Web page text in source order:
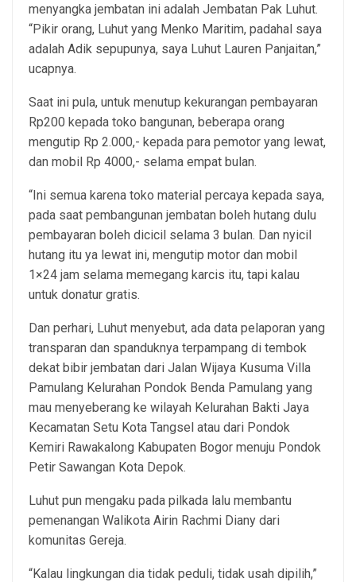
menyangka jembatan ini adalah Jembatan Pak Luhut.
“Pikir orang, Luhut yang Menko Maritim, padahal saya
adalah Adik sepupunya, saya Luhut Lauren Panjaitan,”
ucapnya.
Saat ini pula, untuk menutup kekurangan pembayaran
Rp200 kepada toko bangunan, beberapa orang
mengutip Rp 2.000,- kepada para pemotor yang lewat,
dan mobil Rp 4000,- selama empat bulan.
“Ini semua karena toko material percaya kepada saya,
pada saat pembangunan jembatan boleh hutang dulu
pembayaran boleh dicicil selama 3 bulan. Dan nyicil
hutang itu ya lewat ini, mengutip motor dan mobil
1×24 jam selama memegang karcis itu, tapi kalau
untuk donatur gratis.
Dan perhari, Luhut menyebut, ada data pelaporan yang
transparan dan spanduknya terpampang di tembok
dekat bibir jembatan dari Jalan Wijaya Kusuma Villa
Pamulang Kelurahan Pondok Benda Pamulang yang
mau menyeberang ke wilayah Kelurahan Bakti Jaya
Kecamatan Setu Kota Tangsel atau dari Pondok
Kemiri Rawakalong Kabupaten Bogor menuju Pondok
Petir Sawangan Kota Depok.
Luhut pun mengaku pada pilkada lalu membantu
pemenangan Walikota Airin Rachmi Diany dari
komunitas Gereja.
“Kalau lingkungan dia tidak peduli, tidak usah dipilih,”